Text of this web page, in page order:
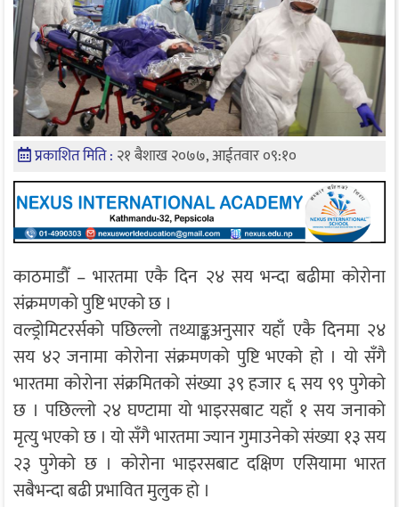
प्रकाशित मिति : २१ बैशाख २०७७, आईतवार ०९:१०
काठमाडौँ – भारतमा एकै दिन २४ सय भन्दा बढीमा कोरोना
संक्रमणको पुष्टि भएको छ ।
वल्ड्रोमिटरर्सको पछिल्लो तथ्याङ्कअनुसार यहाँ एकै दिनमा २४
सय ४२ जनामा कोरोना संक्रमणको पुष्टि भएको हो । यो सँगै
भारतमा कोरोना संक्रमितको संख्या ३९ हजार ६ सय ९९ पुगेको
छ । पछिल्लो २४ घण्टामा यो भाइरसबाट यहाँ १ सय जनाको
मृत्यु भएको छ । यो सँगै भारतमा ज्यान गुमाउनेको संख्या १३ सय
२३ पुगेको छ । कोरोना भाइरसबाट दक्षिण एसियामा भारत
सबैभन्दा बढी प्रभावित मुलुक हो ।